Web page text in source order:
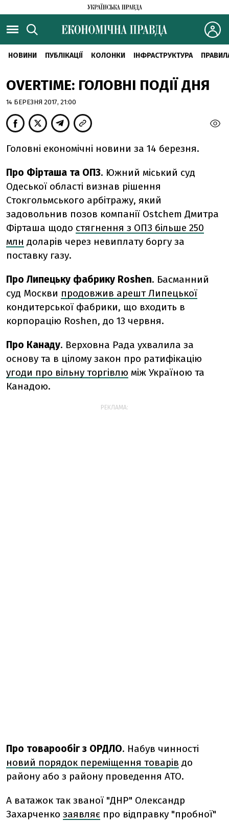
НОВИНИ ПУБЛІКАЦІЇ КОЛОНКИ ІНФРАСТРУКТУРА
OVERTIME: ГОЛОВНІ ПОДІЇ ДНЯ
14 БЕРЕЗНЯ 2017, 21:00
Головні економічні новини за 14 березня.
Про Фірташа та ОПЗ. Южний міський суд
Одеської області визнав рішення
Стокгольмського арбітражу, який
задовольнив позов компанії Ostchem Дмитра
Фірташа щодо стягнення з ОПЗ більше 250
млн доларів через невиплату боргу за
поставку газу.
Про Липецьку фабрику Roshen. Басманний
суд Москви продовжив арешт Липецької
кондитерської фабрики, що входить в
корпорацію Roshen, до 13 червня.
Про Канаду. Верховна Рада ухвалила за
основу та в цілому закон про ратифікацію
угоди про вільну торгівлю між Україною та
Канадою.
РЕКЛАМА:
Про товарообіг з ОРДЛО. Набув чинності
новий порядок переміщення товарів до
району або з району проведення АТО.
А ватажок так званої "ДНР" Олександр
Захарченко заявляє про відправку "пробної"